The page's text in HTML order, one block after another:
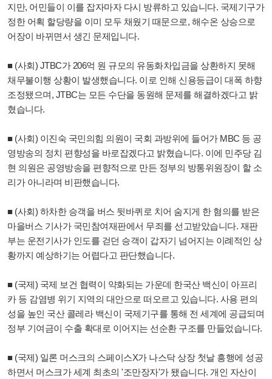
지만, 어민들이 이를 잡자마자 다시 방류하고 있습니다. 국제기구가
정한 어획 할당량을 이미 모두 채웠기 때문으로, 해수온 상승으로
어장이 바뀌면서 생긴 문제입니다.
■ (사회) JTBC가 206억 원 규모의 유동화차입금을 상환하지 못해
채무불이행 상황이 발생했습니다. 이로 인해 신용등급이 대폭 하향
조정됐으며, JTBC는 모든 수단을 동원해 문제를 해결하겠다고 밝
혔습니다.
■ (사회) 이진숙 국민의힘 의원이 국회 과방위에 들어가 MBC 등 공
영방송의 정치 편향성을 바로잡겠다고 밝혔습니다. 이에 민주당 김
현 의원은 공영방송을 편향적으로 만든 정부의 방통위원장이 할 소
리가 아니라며 비판했습니다.
■ (사회) 하차한 승객을 버스 뒷바퀴로 치어 숨지게 한 혐의를 받은
마을버스 기사가 국민참여재판에서 무죄를 선고받았습니다. 재판
부는 운전기사가 인도를 걷던 승객이 갑자기 넘어지는 이례적인 상
황까지 예상하기는 어렵다고 판단했습니다.
■ (국제) 국제 보건 협력이 약화되는 가운데 한국산 백신이 아프리
카 등 감염병 위기 지역의 대안으로 떠오르고 있습니다. 사용 편의
성을 높인 국산 콜레라 백신이 국제기구를 통해 전 세계에 공급되며
정부 기여금이 수출 확대로 이어지는 선순환 구조를 만들었습니다.
■ (국제) 일론 머스크의 스페이스X가 나스닥 상장 첫날 흥행에 성공
하면서 머스크가 세계 최초의 '조만장자'가 됐습니다. 개인 자산이